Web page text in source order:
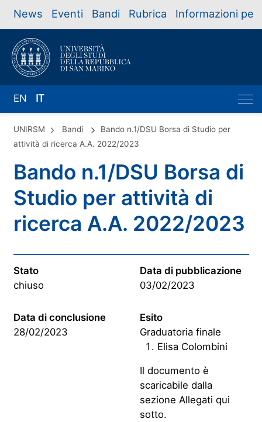
News Eventi Bandi Rubrica Informazioni per
EN IT
UNIRSM Bandi
Bando n.1/DSU Borsa di Studio per
attività di ricerca A.A. 2022/2023
Bando n.1/DSU Borsa di
Studio per attività di
ricerca A.A. 2022/2023
Stato
chiuso
Data di pubblicazione
03/02/2023
Data di conclusione
28/02/2023
Esito
Graduatoria finale
Elisa Colombini
Il documento è
scaricabile dalla
sezione Allegati qui
sotto.